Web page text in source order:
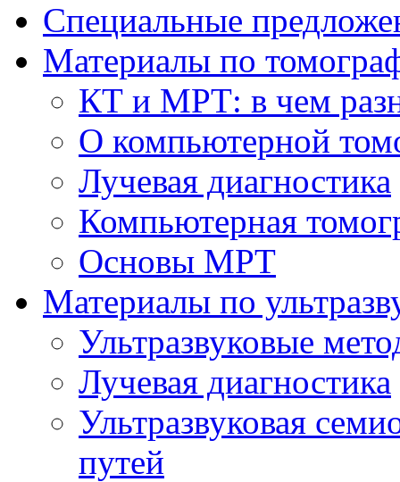
Cпециальные
Материалы по
КТ и МРТ: в чем
О компьютерной
Лучевая диагностика
Компьютерная
Основы МРТ
Материалы по
Ультразвуковые
Лучевая диагностика
Ультразвуковая
путей